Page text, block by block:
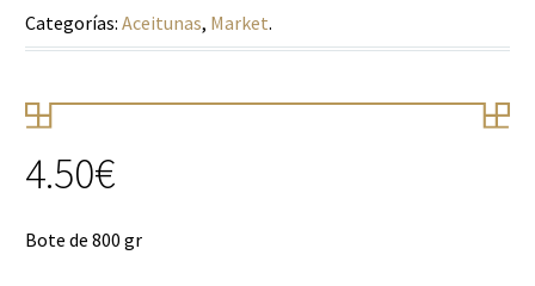
Categorías: Aceitunas, Market.
4.50€
Bote de 800 gr